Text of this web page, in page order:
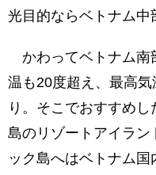
光目的ならベトナム中
かわってベトナム
温も20度超え、最高
り。そこでおすすめ
島のリゾートアイラン
ック島へはベトナム